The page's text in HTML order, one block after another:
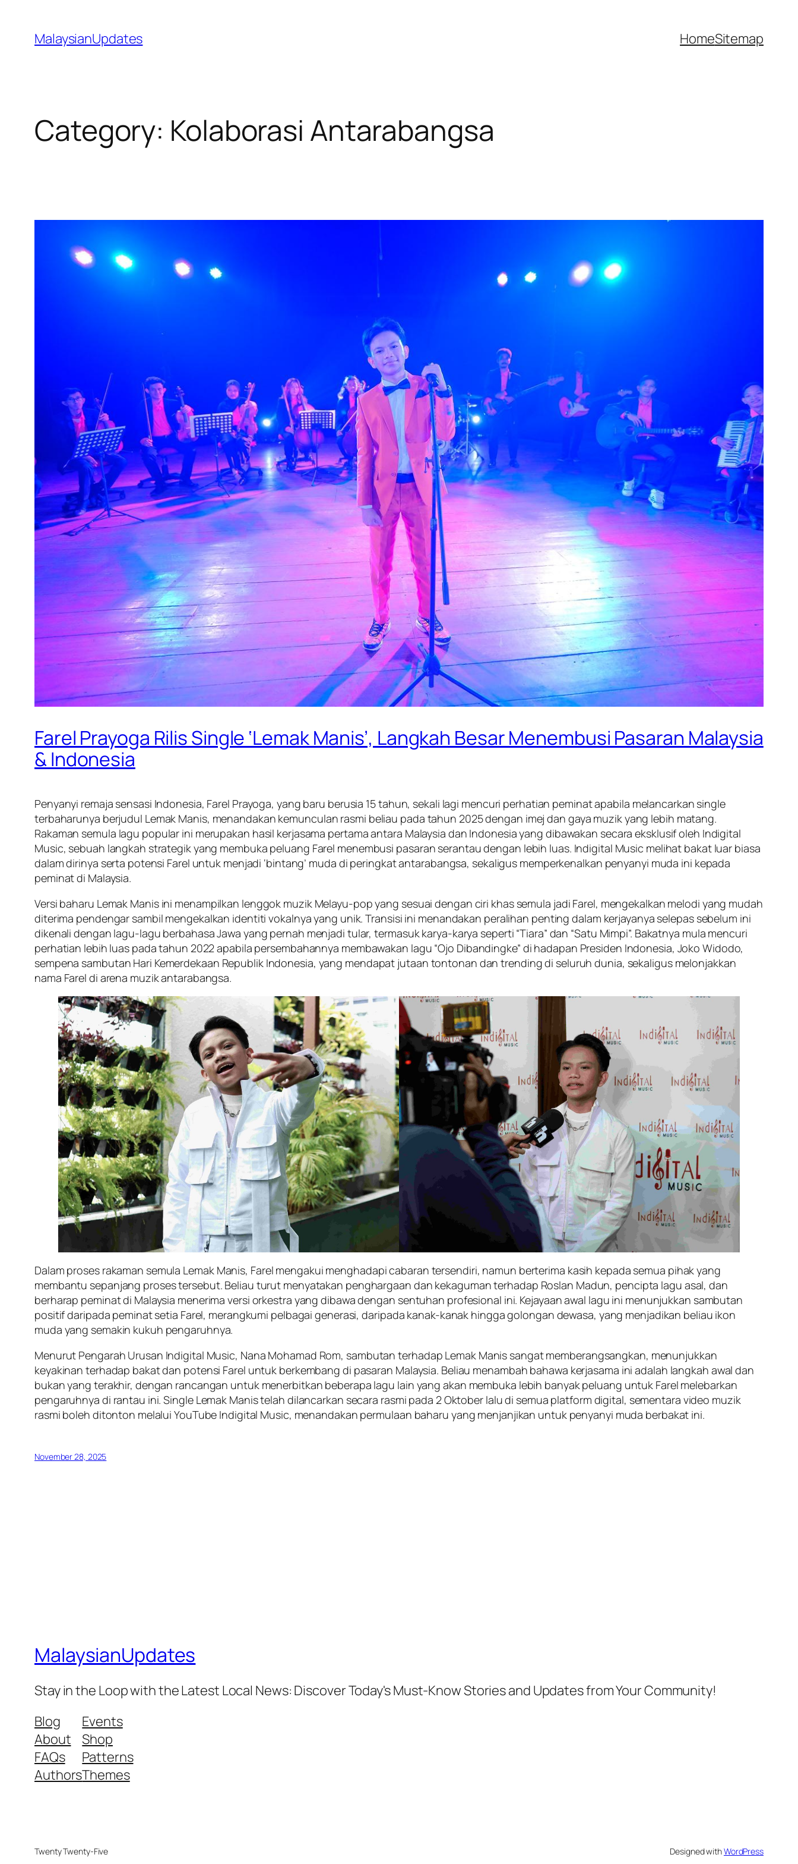
content
MalaysianUpdates HomeSitemap
Category: Kolaborasi Antarabangsa
Farel Prayoga Rilis Single ‘Lemak Manis’, Langkah Besar Menembusi Pasaran Malaysia
& Indonesia
Penyanyi remaja sensasi Indonesia, Farel Prayoga, yang baru berusia 15 tahun, sekali lagi mencuri perhatian peminat apabila melancarkan single
terbaharunya berjudul Lemak Manis, menandakan kemunculan rasmi beliau pada tahun 2025 dengan imej dan gaya muzik yang lebih matang.
Rakaman semula lagu popular ini merupakan hasil kerjasama pertama antara Malaysia dan Indonesia yang dibawakan secara eksklusif oleh Indigital
Music, sebuah langkah strategik yang membuka peluang Farel menembusi pasaran serantau dengan lebih luas. Indigital Music melihat bakat luar biasa
dalam dirinya serta potensi Farel untuk menjadi ‘bintang’ muda di peringkat antarabangsa, sekaligus memperkenalkan penyanyi muda ini kepada
peminat di Malaysia.
Versi baharu Lemak Manisini menampilkan lenggok muzik Melayu-pop yang sesuai dengan ciri khas semula jadi Farel, mengekalkan melodi yang mudah
diterima pendengar sambil mengekalkan identiti vokalnya yang unik. Transisi ini menandakan peralihan penting dalam kerjayanya selepas sebelum ini
dikenali dengan lagu-lagu berbahasa Jawa yang pernah menjadi tular, termasuk karya-karya seperti “Tiara” dan “Satu Mimpi”. Bakatnya mula mencuri
perhatian lebih luas pada tahun 2022 apabila persembahannya membawakan lagu “Ojo Dibandingke” di hadapan Presiden Indonesia, Joko Widodo,
sempena sambutan Hari Kemerdekaan Republik Indonesia, yang mendapat jutaan tontonan dan trending di seluruh dunia, sekaligus melonjakkan
nama Farel di arena muzik antarabangsa.
Dalam proses rakaman semula Lemak Manis, Farel mengakui menghadapi cabaran tersendiri, namun berterima kasih kepada semua pihak yang
membantu sepanjang proses tersebut. Beliau turut menyatakan penghargaan dan kekaguman terhadap Roslan Madun, pencipta lagu asal, dan
berharap peminat di Malaysia menerima versi orkestra yang dibawa dengan sentuhan profesional ini. Kejayaan awal lagu ini menunjukkan sambutan
positif daripada peminat setia Farel, merangkumi pelbagai generasi, daripada kanak-kanak hingga golongan dewasa, yang menjadikan beliau ikon
muda yang semakin kukuh pengaruhnya.
Menurut Pengarah Urusan Indigital Music, Nana Mohamad Rom, sambutan terhadap Lemak Manis sangat memberangsangkan, menunjukkan
keyakinan terhadap bakat dan potensi Farel untuk berkembang di pasaran Malaysia. Beliau menambah bahawa kerjasama ini adalah langkah awal dan
bukan yang terakhir, dengan rancangan untuk menerbitkan beberapa lagu lain yang akan membuka lebih banyak peluang untuk Farel melebarkan
pengaruhnya di rantau ini. Single Lemak Manistelah dilancarkan secara rasmi pada 2 Oktober lalu di semua platform digital, sementara video muzik
rasmi boleh ditonton melalui YouTube Indigital Music, menandakan permulaan baharu yang menjanjikan untuk penyanyi muda berbakat ini.
November 28, 2025
MalaysianUpdates
Stay in the Loop with the Latest Local News: Discover Today's Must-Know Stories and Updates from Your Community!
Blog
About
FAQs
Authors
Events
Shop
Patterns
Themes
Twenty Twenty-Five Designed withWordPress